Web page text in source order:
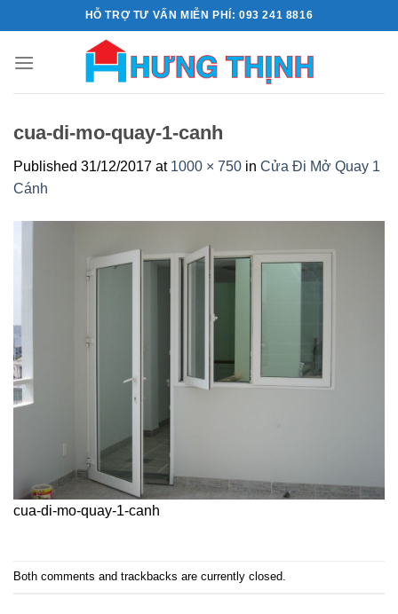
to
content
HỖ TRỢ TƯ VẤN MIỄN PHÍ: 093 241 8816
cua-di-mo-quay-1-canh
Published 31/12/2017 at 1000 × 750 in Cửa Đi Mở Quay 1
Cánh
cua-di-mo-quay-1-canh
Both comments and trackbacks are currently closed.